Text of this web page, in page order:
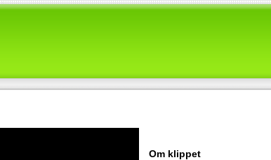
Om klippet